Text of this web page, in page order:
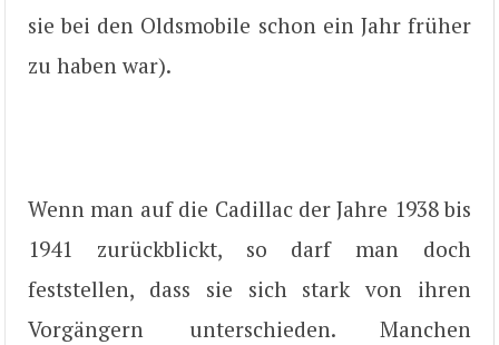
sie bei den Oldsmobile schon ein Jahr früher
zu haben war).
Wenn man auf die Cadillac der Jahre 1938 bis
1941 zurückblickt, so darf man doch
feststellen, dass sie sich stark von ihren
Vorgängern unterschieden. Manchen